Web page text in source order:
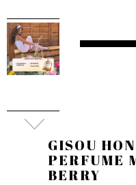
GISOU
PERFUME
BERRY